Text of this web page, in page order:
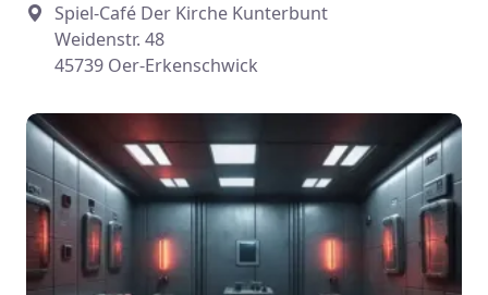
Spiel-Café Der Kirche Kunterbunt
Weidenstr. 48
45739 Oer-Erkenschwick